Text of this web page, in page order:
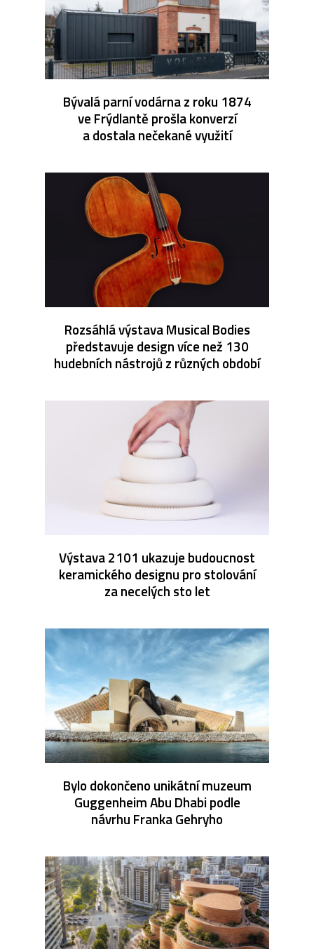
Bývalá parní vodárna z roku 1874
ve Frýdlantě prošla konverzí
a dostala nečekané využití
Rozsáhlá výstava Musical Bodies
představuje design více než 130
hudebních nástrojů z různých období
Výstava 2101 ukazuje budoucnost
keramického designu pro stolování
za necelých sto let
Bylo dokončeno unikátní muzeum
Guggenheim Abu Dhabi podle
návrhu Franka Gehryho